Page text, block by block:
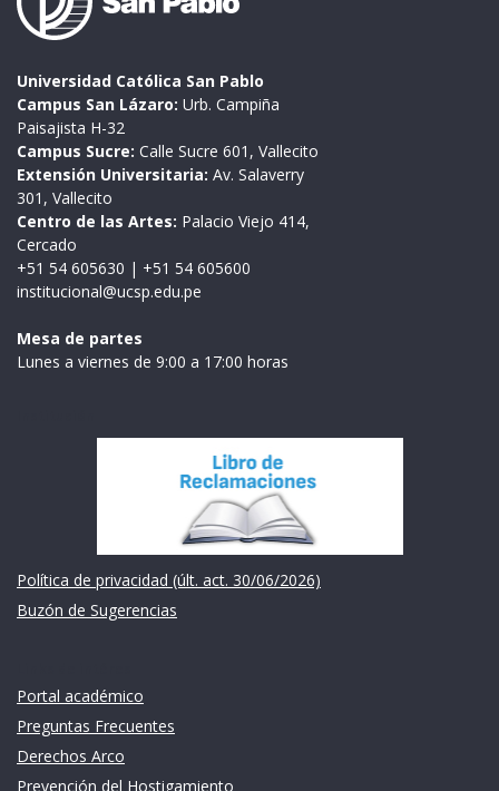
Universidad Católica San Pablo
Campus San Lázaro: Urb. Campiña
Paisajista H-32
Campus Sucre: Calle Sucre 601, Vallecito
Extensión Universitaria: Av. Salaverry
301, Vallecito
Centro de las Artes: Palacio Viejo 414,
Cercado
+51 54 605630 | +51 54 605600
institucional@ucsp.edu.pe
Mesa de partes
Lunes a viernes de 9:00 a 17:00 horas
Política de privacidad (últ. act. 30/06/2026)
Buzón de Sugerencias
Portal académico
Preguntas Frecuentes
Derechos Arco
Prevención del Hostigamiento